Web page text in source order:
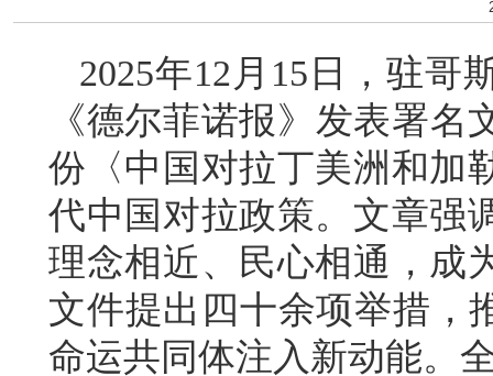
2025年12月15日，驻哥
《德尔菲诺报》发表署
份〈中国对拉丁美洲和加
代中国对拉政策。文章强
理念相近、民心相通，成
文件提出四十余项举措，
命运共同体注入新动能。